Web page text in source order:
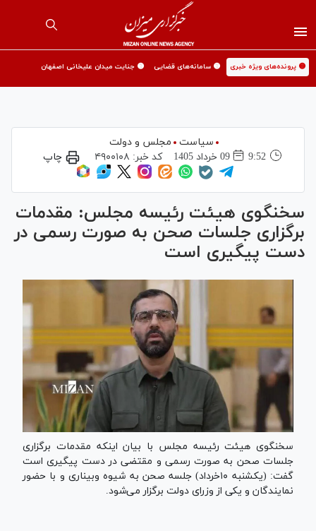
🟡 پرونده‌های ویژه خبری 🟡 سامانه‌های قضایی 🟡 جنایت میدان علیخانی اصفهان
سیاست
مجلس و دولت
9:52
09 خرداد 1405 کد خبر: ۴۹۰۰۱۰۸ چاپ
سخنگوی هیئت رئیسه مجلس: مقدمات
برگزاری جلسات صحن به صورت رسمی در
دست پیگیری است
سخنگوی هیئت رئیسه مجلس با بیان اینکه مقدمات برگزاری
جلسات صحن به صورت رسمی و مقتضی در دست پیگیری است
گفت: (یکشنبه ۱۰خرداد) جلسه صحن به شیوه وبیناری و با حضور
نمایندگان و یکی از وزرای دولت برگزار می‌شود.